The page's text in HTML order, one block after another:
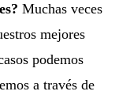
Muchas veces
mejores
podemos
a través de